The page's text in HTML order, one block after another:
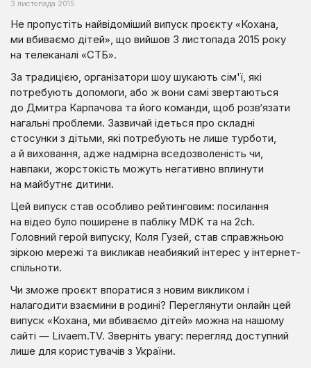
3 листопада 2015
Не пропустіть найвідоміший випуск проєкту «Кохана,
ми вбиваємо дітей», що вийшов 3 листопада 2015 року
на телеканалі «СТБ».
За традицією, організатори шоу шукають сім'ї, які
потребують допомоги, або ж вони самі звертаються
до Дмитра Карпачова та його команди, щоб розв’язати
нагальні проблеми. Зазвичай ідеться про складні
стосунки з дітьми, які потребують не лише турботи,
а й виховання, адже надмірна вседозволеність чи,
навпаки, жорстокість можуть негативно вплинути
на майбутнє дитини.
Цей випуск став особливо рейтинговим: посилання
на відео було поширене в пабліку MDK та на 2ch.
Головний герой випуску, Коля Гузей, став справжньою
зіркою мережі та викликав неабиякий інтерес у інтернет-
спільноти.
Чи зможе проєкт впоратися з новим викликом і
налагодити взаємини в родині? Переглянути онлайн цей
випуск «Кохана, ми вбиваємо дітей» можна на нашому
сайті — Livaem.TV. Зверніть увагу: перегляд доступний
лише для користувачів з України.